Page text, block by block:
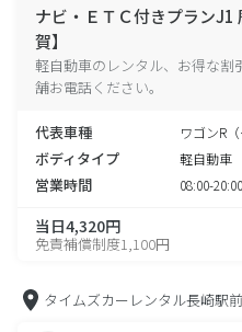
ナビ・ＥＴＣ付きプラン
賀】
軽自動車のレンタル、お得な
舗お電話ください。
代表車種 ワゴンR
ボディタイプ 軽自動車
営業時間 08:00-20:00
当日4,320円
免責補償制度1,100円
タイムズカーレンタル長崎駅